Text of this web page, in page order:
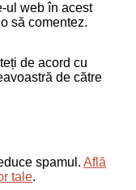
ul web în acest
să comentez.
de acord cu
de către
spamul. Află
tale.